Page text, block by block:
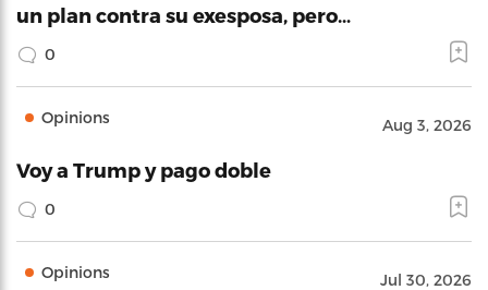
un plan contra su exesposa, pero…
0
Opinions Aug 3, 2026
Voy a Trump y pago doble
0
Opinions Jul 30, 2026